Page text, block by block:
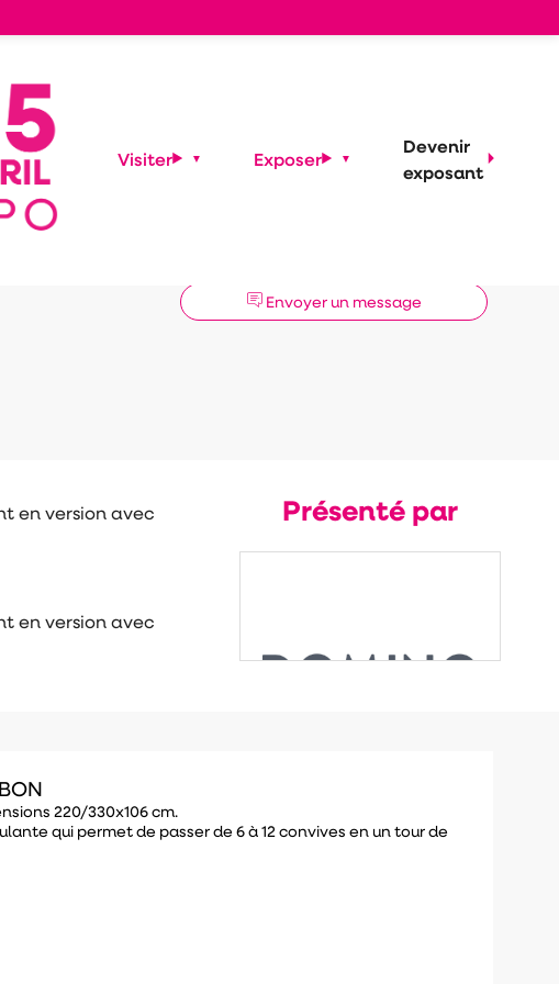
Envoyer un message
en version avec
en version avec
Présenté par
220/330x106 cm.
qui permet de passer de 6 à 12 convives en un tour de
Visiter Exposer
Devenir
exposant